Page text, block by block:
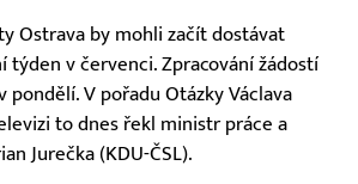
Ostrava by mohli začít dostávat
týden v červenci. Zpracování žádostí
pondělí. V pořadu Otázky Václava
to dnes řekl ministr práce a
Jurečka (KDU-ČSL).